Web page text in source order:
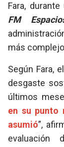
Fara,
FM
más
Según Fara,
desgaste
últimos
en su punto
asumió”,